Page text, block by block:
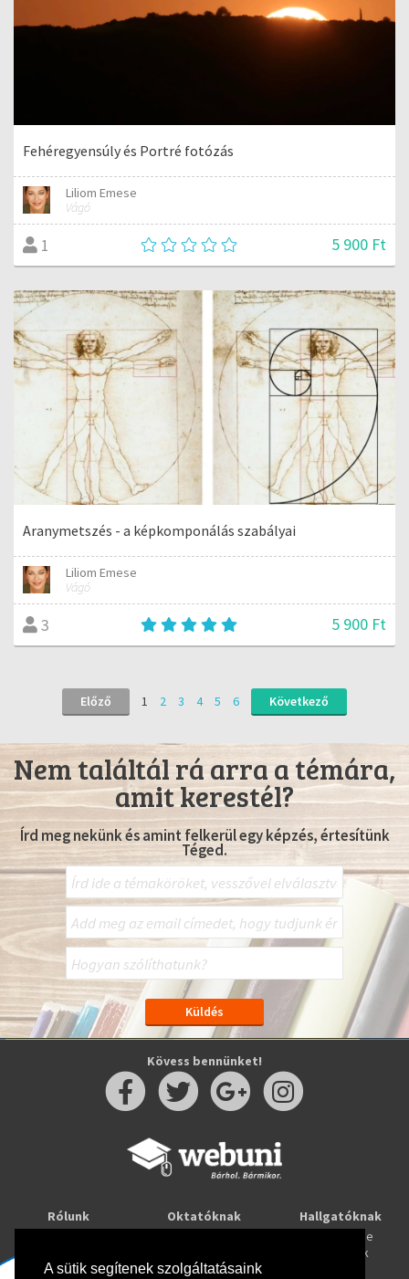
A sütik segítenek szolgáltatásaink
Fehéregyensúly és Portré fotózás
Liliom Emese
Vágó
1 5 900 Ft
Aranymetszés - a képkomponálás szabályai
Liliom Emese
Vágó
3 5 900 Ft
Előző 1 2 3 4 5 6 Következő
Nem találtál rá arra a témára,
amit kerestél?
Írd meg nekünk és amint felkerül egy képzés, értesítünk
Téged.
Kövess bennünket!
Rólunk
Oktatóknak
Webuni Stúdió
Hallgatóknak
Tanulj online
Képzések